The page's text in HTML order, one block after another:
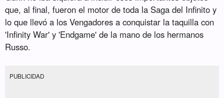
que, al final, fueron el motor de toda la Saga del Infinito y
lo que llevó a los Vengadores a conquistar la taquilla con
'Infinity War' y 'Endgame' de la mano de los hermanos
Russo.
PUBLICIDAD